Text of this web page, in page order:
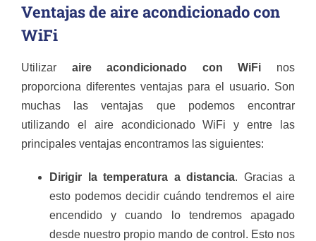
Ventajas de aire acondicionado con
WiFi
Utilizar aire acondicionado con WiFi nos
proporciona diferentes ventajas para el usuario. Son
muchas las ventajas que podemos encontrar
utilizando el aire acondicionado WiFi y entre las
principales ventajas encontramos las siguientes:
Dirigir la temperatura a distancia. Gracias a
esto podemos decidir cuándo tendremos el aire
encendido y cuando lo tendremos apagado
desde nuestro propio mando de control. Esto nos